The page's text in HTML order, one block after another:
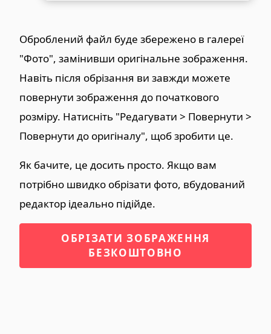
Оброблений файл буде збережено в галереї
"Фото", замінивши оригінальне зображення.
Навіть після обрізання ви завжди можете
повернути зображення до початкового
розміру. Натисніть "Редагувати > Повернути >
Повернути до оригіналу", щоб зробити це.
Як бачите, це досить просто. Якщо вам
потрібно швидко обрізати фото, вбудований
редактор ідеально підійде.
ОБРІЗАТИ ЗОБРАЖЕННЯ
БЕЗКОШТОВНО